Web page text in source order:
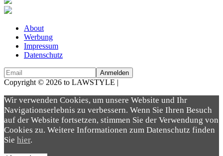
About
Werbung
Impressum
Datenschutz
Copyright © 2026 to LAWSTYLE |
Wir verwenden Cookies, um unsere Website und Ihr
Navigationserlebnis zu verbessern. Wenn Sie Ihren Besuch
auf der Website fortsetzen, stimmen Sie der Verwendung von
Cookies zu. Weitere Informationen zum Datenschutz finden
Sie hier.